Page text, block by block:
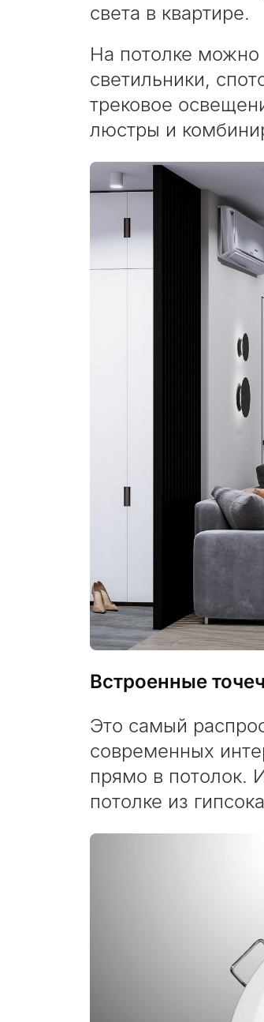
света в квартире.
На потолке можно
светильники,
трековое
люстры и
Встроенные
Это самый
современных
прямо в потолок.
потолке из